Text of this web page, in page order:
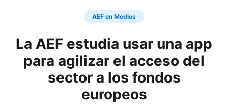
AEF en Medios
La AEF estudia usar una app
para agilizar el acceso del
sector a los fondos
europeos